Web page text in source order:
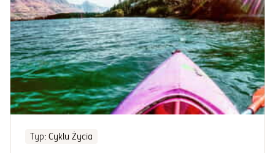
Typ: Cyklu Życia